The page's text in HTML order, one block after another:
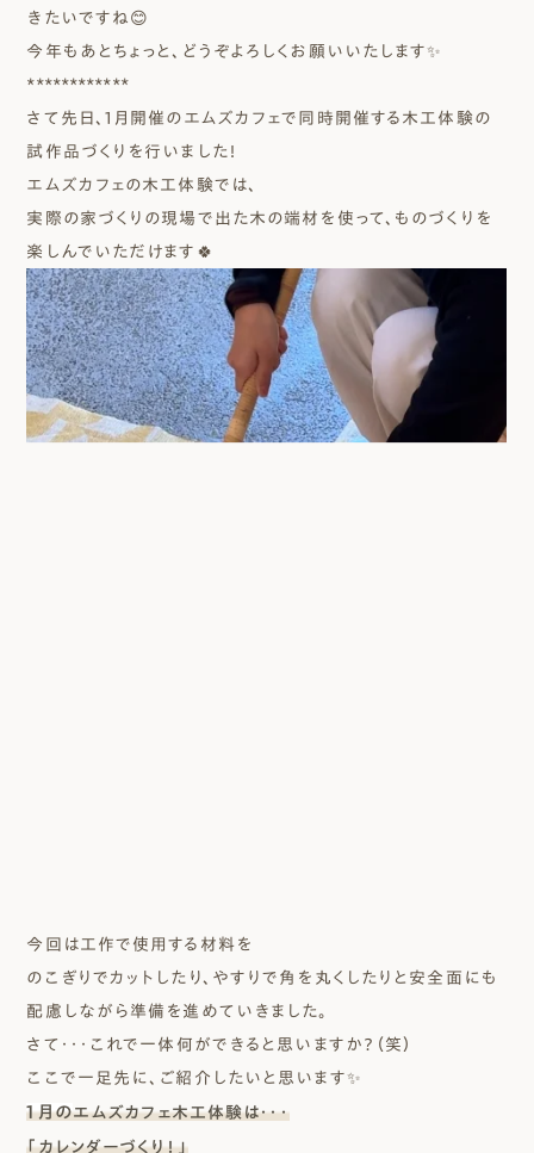
きたいですね😊
今年もあとちょっと、どうぞよろしくお願いいたします✨
************
さて先日、1月開催のエムズカフェで同時開催する木工体験の
試作品づくりを行いました！
エムズカフェの木工体験では、
実際の家づくりの現場で出た木の端材を使って、ものづくりを
楽しんでいただけます🍀
今回は工作で使用する材料を
のこぎりでカットしたり、やすりで角を丸くしたりと安全面にも
配慮しながら準備を進めていきました。
さて・・・これで一体何ができると思いますか？（笑）
ここで一足先に、ご紹介したいと思います✨
1月のエムズカフェ木工体験は・・・
「カレンダーづくり！」